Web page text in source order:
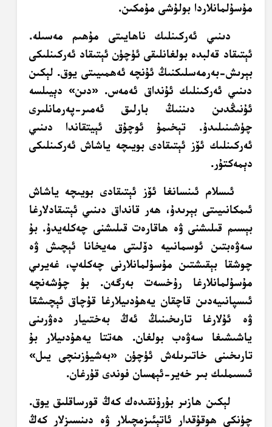
مۇسۇلمانلاردا بولۇشى مۇمكىن.
دىنىي ئەركىنلىك ناھايىتى مۇھىم مەسىلە.
ئېتىقاد قەلبدە بولغانلىقى ئۈچۈن ئېتىقاد ئەركىنلىكى
بېرىش-بەرمەسلىكنىڭ ئۇنچە ئەھمىيىتى يوق. لېكىن
دىنىي ئەركىنلىك ئۇنداق ئەمەس. «دىن» دېيىلسە
ئۇنىڭدىن دىننىڭ بارلىق ئەمىر-پەرمانلىرى
چۈشىنىلىدۇ. تېخىمۇ ئوچۇق ئېيتقاندا دىنىي
ئەركىنلىك ئۆز ئېتىقادى بويىچە ياشاش ئەركىنلىكى
دېمەكتۇر.
ئىسلام ئىنسانغا ئۆز ئېتىقادى بويىچە ياشاش
ئىمكانىيىتى بېرىدۇ، ھەر قانداق دىنىي ئېتىقادلارغا
بېسىم قىلىشنى ۋە ھاقارەت قىلىشنى چەكلەيدۇ. بۇ
سەۋەبتىن ئوسمانىيە دۆلىتى مەيخانا ئېچىش ۋە
چوشقا بېقىشتىن مۇسۇلمانلارنى چەكلەپ، غەيرىي
مۇسۇلمانلارغا رۇخسەت بەرگەن. بۇ چۈشەنچە
ئىسپانىيەدىن قاچقان يەھۇدىيلارغا قۇچاق ئېچىشقا
ۋە ئۇلارغا تارىخىنىڭ ئەڭ بەختىيار دەۋرىنى
ياشىشىغا سەۋەب بولغان. ھەتتا يەھۇدىيلار بۇ
تارىخىنى خاتىرىلەش ئۈچۈن «بەشيۈزىنچى يىل»
ئىسىملىك بىر خەير-ئېھسان فوندى قۇرغان.
لېكىن ھازىر بۇرۇنقىدەك كەڭ قورساقلىق يوق.
چۈنكى ھوقۇقدار ئاتېئىزمچىلار ۋە دىنسىزلار كەڭ